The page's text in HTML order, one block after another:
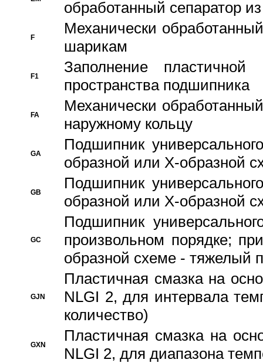
обработанный сепаратор
F
Механически
шарикам
F1
Заполнение
пространства подшипника
FA
Механически
наружному кольцу
GA
Подшипник
образной или Х-образной
GB
Подшипник
образной или Х-образной
GC
Подшипник
произвольном порядке;
образной схеме - тяжелый
GJN
Пластичная смазка на
NLGI 2, для интервала
количество)
GXN
Пластичная смазка на
NLGI 2, для диапазона